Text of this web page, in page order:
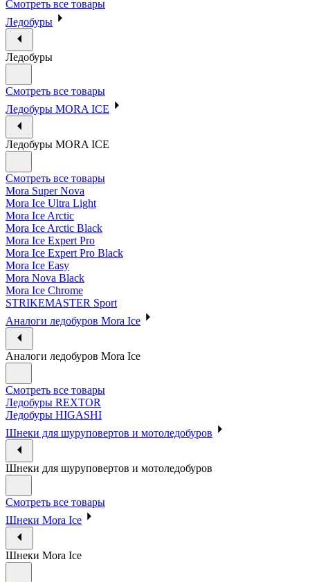
Смотреть все товары
Ледобуры
Ледобуры
Смотреть все товары
Ледобуры MORA ICE
Ледобуры MORA ICE
Смотреть все товары
Mora Super Nova
Mora Ice Ultra Light
Mora Ice Arctic
Mora Ice Arctic Black
Mora Ice Expert Pro
Mora Ice Expert Pro Black
Mora Ice Easy
Mora Nova Black
Mora Ice Chrome
STRIKEMASTER Sport
Аналоги ледобуров Mora Ice
Аналоги ледобуров Mora Ice
Смотреть все товары
Ледобуры REXTOR
Ледобуры HIGASHI
Шнеки для шуруповертов и мотоледобуров
Шнеки для шуруповертов и мотоледобуров
Смотреть все товары
Шнеки Mora Ice
Шнеки Mora Ice